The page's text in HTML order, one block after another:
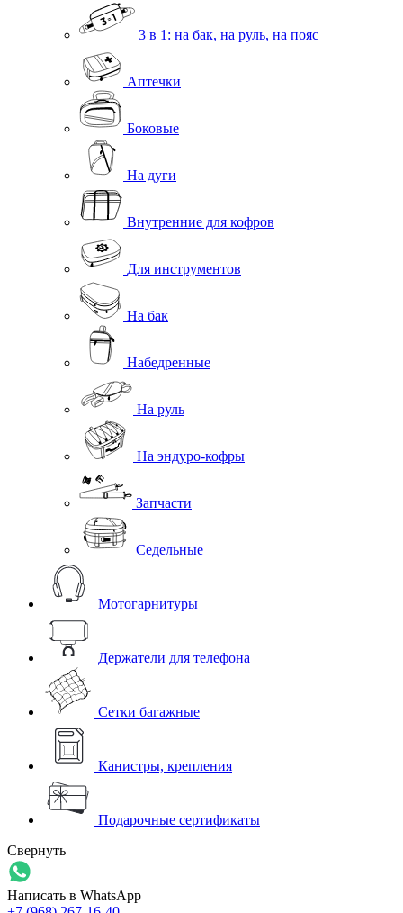
3 в 1: на бак, на руль, на пояс
Аптечки
Боковые
На дуги
Внутренние для кофров
Для инструментов
На бак
Набедренные
На руль
На эндуро-кофры
Запчасти
Седельные
Мотогарнитуры
Держатели для телефона
Сетки багажные
Канистры, крепления
Подарочные сертификаты
Свернуть
Написать в WhatsApp